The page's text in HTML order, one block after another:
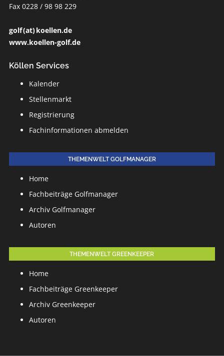
Fax 0228 / 98 98 229
golf (at) koellen.de
www.koellen-golf.de
Köllen Services
Kalender
Stellenmarkt
Registrierung
Fachinformationen abmelden
THEMENWELT GOLFMANAGER
Home
Fachbeiträge Golfmanager
Archiv Golfmanager
Autoren
THEMENWELT GREENKEEPER
Home
Fachbeiträge Greenkeeper
Archiv Greenkeeper
Autoren